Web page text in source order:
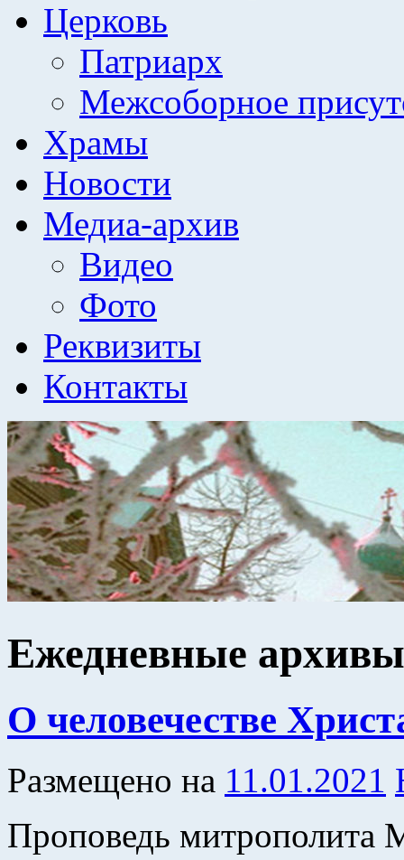
Церковь
Патриарх
Межсоборное
Храмы
Новости
Медиа-архив
Видео
Фото
Реквизиты
Контакты
Ежедневные
О человечестве
Размещено на 11.01.2021
Проповедь митрополита